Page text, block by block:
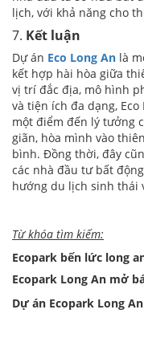
lịch, với khả năng cho
7. Kết luận
Dự án Eco Long An là
kết hợp hài hòa giữa
vị trí đắc địa, mô hình
và tiện ích đa dạng,
một điểm đến lý tưởng
giãn, hòa mình vào
bình. Đồng thời, đây
các nhà đầu tư bất
hướng du lịch sinh thái
Từ khóa tìm kiếm:
Ecopark bến lức long
Ecopark Long An mở
Dự án Ecopark Long An